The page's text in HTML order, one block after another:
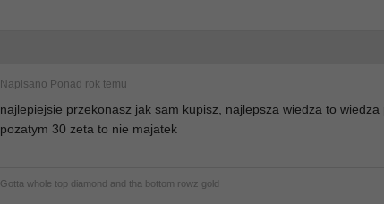
Napisano Ponad rok temu
najlepiejsie przekonasz jak sam kupisz, najlepsza wiedza to wiedza
pozatym 30 zeta to nie majatek
Gotta whole top diamond and tha bottom rowz gold